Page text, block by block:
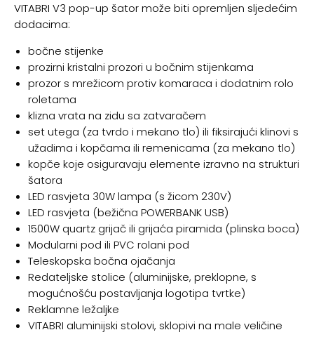
VITABRI V3 pop-up šator može biti opremljen sljedećim
dodacima:
bočne stijenke
prozirni kristalni prozori u bočnim stijenkama
prozor s mrežicom protiv komaraca i dodatnim rolo
roletama
klizna vrata na zidu sa zatvaračem
set utega (za tvrdo i mekano tlo) ili fiksirajući klinovi s
užadima i kopčama ili remenicama (za mekano tlo)
kopče koje osiguravaju elemente izravno na strukturi
šatora
LED rasvjeta 30W lampa (s žicom 230V)
LED rasvjeta (bežična POWERBANK USB)
1500W quartz grijač ili grijaća piramida (plinska boca)
Modularni pod ili PVC rolani pod
Teleskopska bočna ojačanja
Redateljske stolice (aluminijske, preklopne, s
mogućnošću postavljanja logotipa tvrtke)
Reklamne ležaljke
VITABRI aluminijski stolovi, sklopivi na male veličine